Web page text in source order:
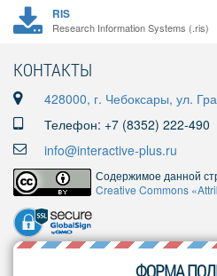
RIS
Research Information Systems (.ris)
КОНТАКТЫ
428000, г. Чебоксары, ул.
Телефон: +7 (8352) 222-490
info@interactive-plus.ru
Содержимое данной
Creative Commons
ФОРМА